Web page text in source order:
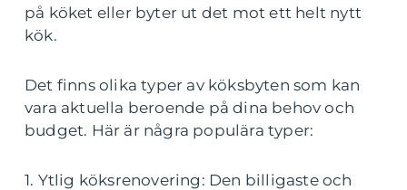
på köket eller byter ut det mot ett helt nytt
kök.
Det finns olika typer av köksbyten som kan
vara aktuella beroende på dina behov och
budget. Här är några populära typer:
1. Ytlig köksrenovering: Den billigaste och